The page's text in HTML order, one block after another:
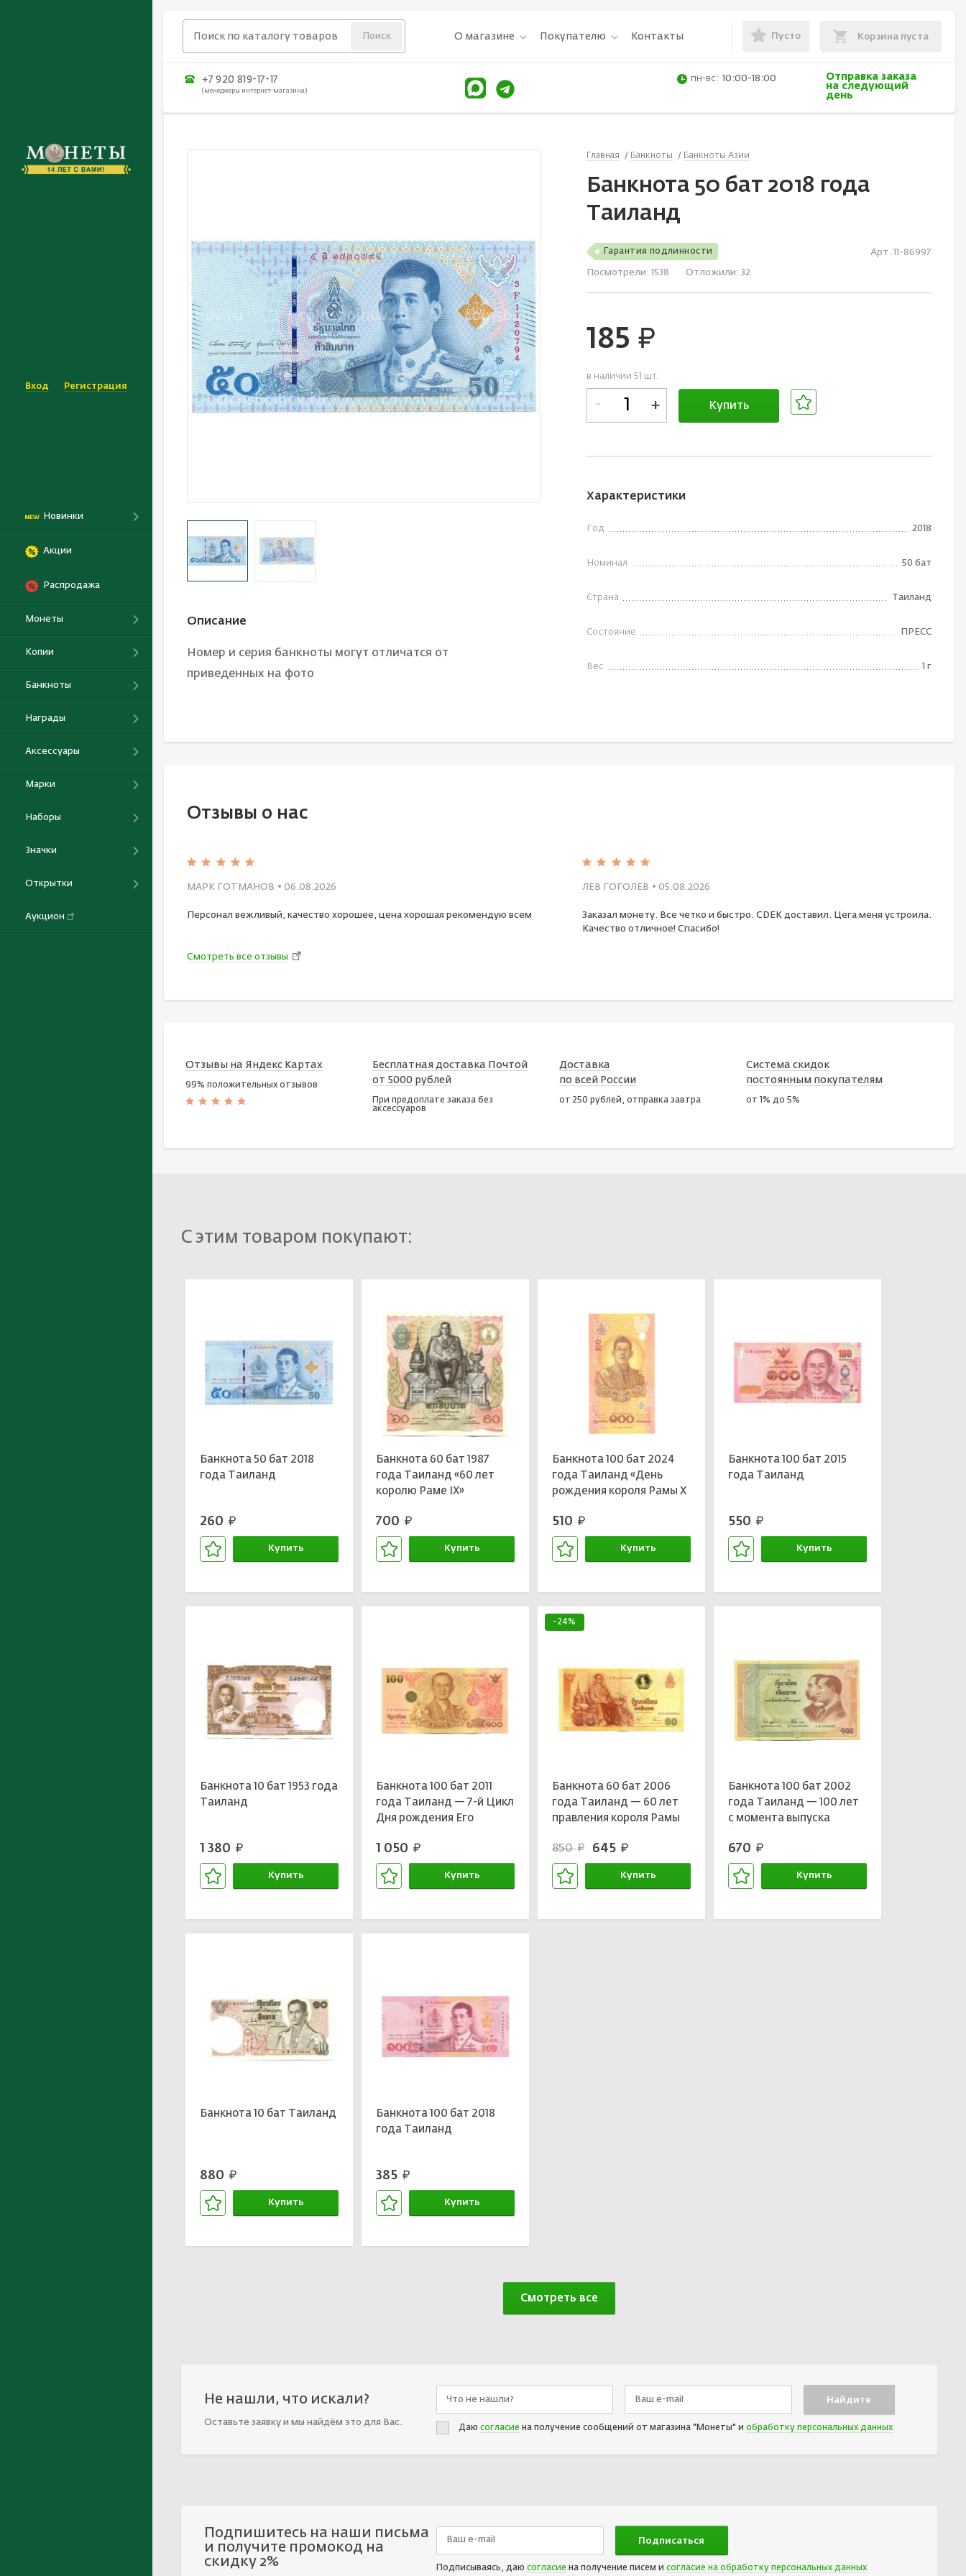
Вход Регистрация
Новинки
Акции
Распродажа
Монеты
Копии
Банкноты
Награды
Аксессуары
Марки
Наборы
Значки
Открытки
Аукцион
О магазине Покупателю Контакты Пусто Корзина пуста
+7 920 819-17-17
(менеджеры интернет-магазина)
пн-вс: 10:00-18:00
Отправка заказа
на следующий
день
Описание
Номер и серия банкноты могут отличатся от
приведенных на фото
Главная Банкноты Банкноты Азии
Банкнота 50 бат 2018 года
Таиланд
Гарантия подлинности Арт. 11-86997
Посмотрели: 1538 Отложили: 32
185 руб.
в наличии 51 шт.
- + Купить
Характеристики
Год 2018
Номинал 50 бат
Страна Таиланд
Состояние ПРЕСС
Вес 1 г
Отзывы о нас
МАРК ГОТМАНОВ • 06.08.2026
Персонал вежливый, качество хорошее, цена хорошая рекомендую всем
ЛЕВ ГОГОЛЕВ • 05.08.2026
Заказал монету. Все четко и быстро. CDEK доставил. Цега меня устроила.
Качество отличное! Спасибо!
Смотреть все отзывы
Отзывы на Яндекс Картах
99% положительных отзывов
Бесплатная доставка Почтой
от 5000 рублей
При предоплате заказа без
аксессуаров
Доставка
по всей России
от 250 рублей, отправка завтра
Система скидок
постоянным покупателям
от 1% до 5%
С этим товаром покупают:
Банкнота 50 бат 2018
года Таиланд
260 руб.
Купить
Банкнота 60 бат 1987
года Таиланд «60 лет
королю Раме IX»
700 руб.
Купить
Банкнота 100 бат 2024
года Таиланд «День
рождения короля Рамы X
510 руб.
Купить
Банкнота 100 бат 2015
года Таиланд
550 руб.
Купить
Банкнота 10 бат 1953 года
Таиланд
1 380 руб.
Купить
Банкнота 100 бат 2011
года Таиланд — 7-й Цикл
Дня рождения Его
Бхума
1 050 руб.
Купить
-24%
Банкнота 60 бат 2006
года Таиланд — 60 лет
правления короля Рамы
850руб. 645 руб.
Купить
Банкнота 100 бат 2002
года Таиланд — 100 лет
с момента выпуска
670 руб.
Купить
Банкнота 10 бат Таиланд
880 руб.
Купить
Банкнота 100 бат 2018
года Таиланд
385 руб.
Купить
Смотреть все
Не нашли, что искали?
Оставьте заявку и мы найдём это для Вас.
Даю согласие на получение сообщений от магазина "Монеты" и обработку персональных данных
Подпишитесь на наши письма
и получите промокод на
скидку 2%
Подписываясь, даю согласие на получение писем и согласие на обработку персональных данных